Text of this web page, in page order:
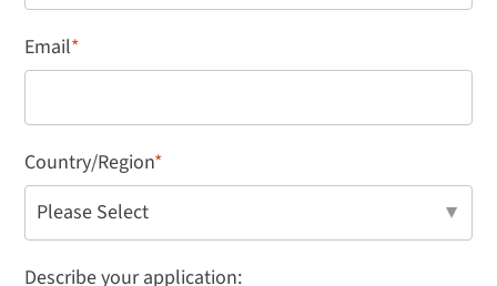
Email*
Country/Region*
Describe your application: